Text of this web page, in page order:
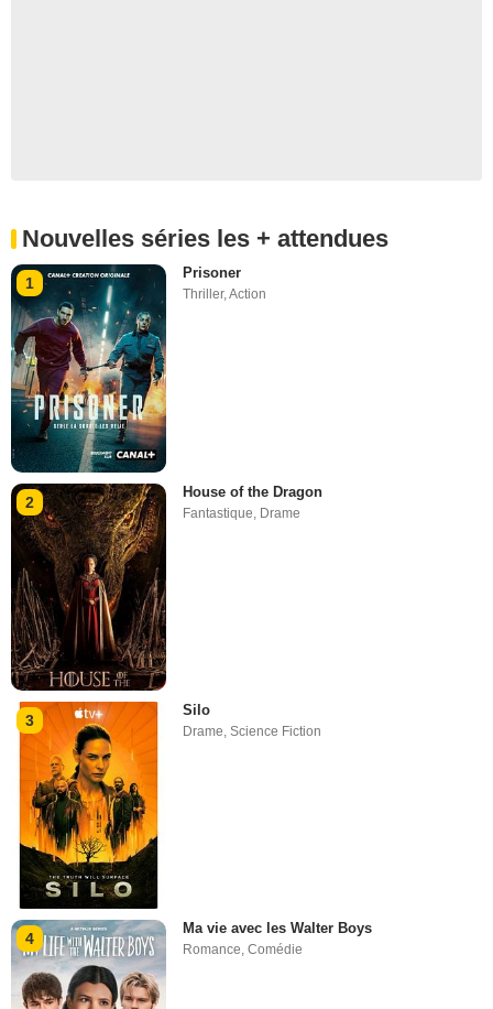
Nouvelles séries les + attendues
1
Prisoner
Thriller,Action
2
House of the Dragon
Fantastique Drame
3
Silo
Drame,Science Fiction
4
Ma vie avec les Walter Boys
Romance,Comédie